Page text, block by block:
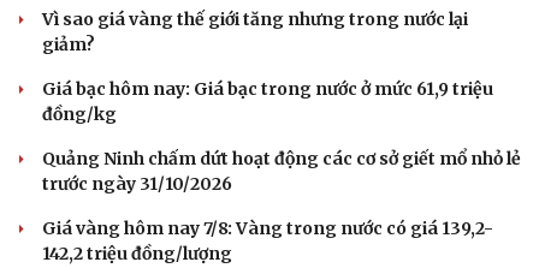
Vì sao giá vàng thế giới tăng nhưng trong nước lại
giảm?
Giá bạc hôm nay: Giá bạc trong nước ở mức 61,9 triệu
đồng/kg
Quảng Ninh chấm dứt hoạt động các cơ sở giết mổ nhỏ lẻ
trước ngày 31/10/2026
Giá vàng hôm nay 7/8: Vàng trong nước có giá 139,2-
142,2 triệu đồng/lượng